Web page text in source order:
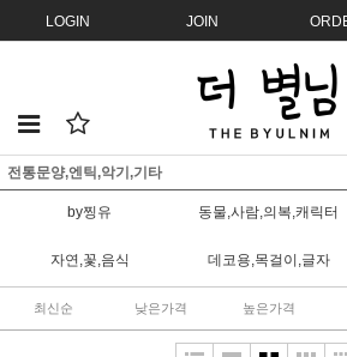
LOGIN JOIN
전통문양,엔틱,악기,기타
by찡유 동물,사람,의복,캐릭터
자연,꽃,음식 데코용,목걸이,글자
최신순 낮은가격 높은가격